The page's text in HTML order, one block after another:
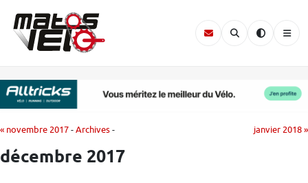
« novembre 2017-Archives- janvier 2018 »
décembre 2017